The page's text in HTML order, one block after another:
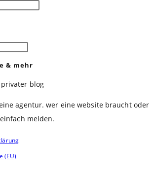
Press
close
the
search
& mehr
blog
agentur. wer eine website braucht oder
melden.
(EU)